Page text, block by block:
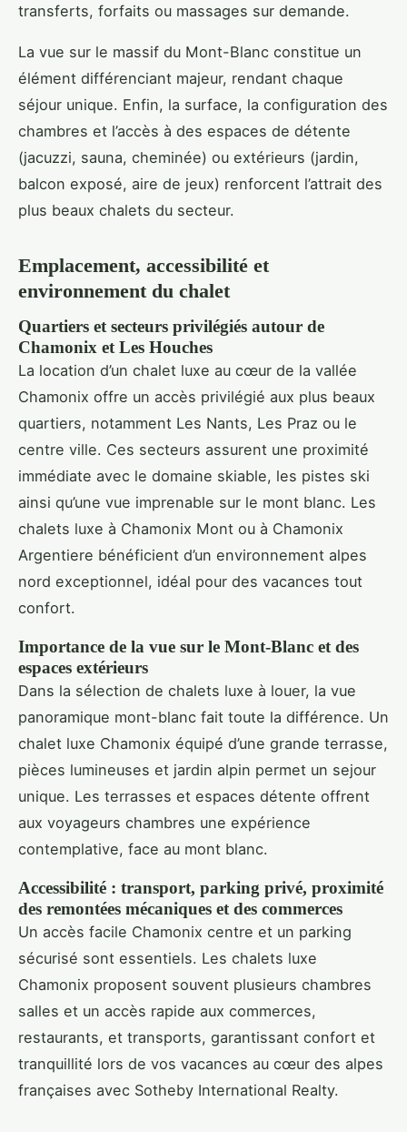
transferts, forfaits ou massages sur demande.
La vue sur le massif du Mont-Blanc constitue un
élément différenciant majeur, rendant chaque
séjour unique. Enfin, la surface, la configuration des
chambres et l’accès à des espaces de détente
(jacuzzi, sauna, cheminée) ou extérieurs (jardin,
balcon exposé, aire de jeux) renforcent l’attrait des
plus beaux chalets du secteur.
Emplacement, accessibilité et
environnement du chalet
Quartiers et secteurs privilégiés autour de
Chamonix et Les Houches
La location d’un chalet luxe au cœur de la vallée
Chamonix offre un accès privilégié aux plus beaux
quartiers, notamment Les Nants, Les Praz ou le
centre ville. Ces secteurs assurent une proximité
immédiate avec le domaine skiable, les pistes ski
ainsi qu’une vue imprenable sur le mont blanc. Les
chalets luxe à Chamonix Mont ou à Chamonix
Argentiere bénéficient d’un environnement alpes
nord exceptionnel, idéal pour des vacances tout
confort.
Importance de la vue sur le Mont-Blanc et des
espaces extérieurs
Dans la sélection de chalets luxe à louer, la vue
panoramique mont-blanc fait toute la différence. Un
chalet luxe Chamonix équipé d’une grande terrasse,
pièces lumineuses et jardin alpin permet un sejour
unique. Les terrasses et espaces détente offrent
aux voyageurs chambres une expérience
contemplative, face au mont blanc.
Accessibilité : transport, parking privé, proximité
des remontées mécaniques et des commerces
Un accès facile Chamonix centre et un parking
sécurisé sont essentiels. Les chalets luxe
Chamonix proposent souvent plusieurs chambres
salles et un accès rapide aux commerces,
restaurants, et transports, garantissant confort et
tranquillité lors de vos vacances au cœur des alpes
françaises avec Sotheby International Realty.